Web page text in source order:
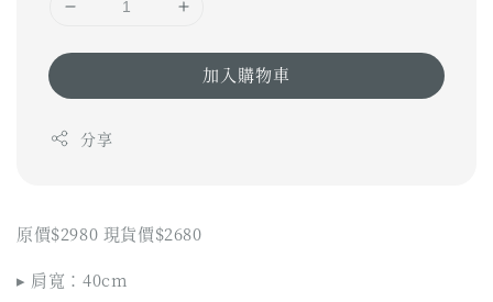
加入購物車
分享
原價$2980 現貨價$2680
▸ 肩寬：40cm